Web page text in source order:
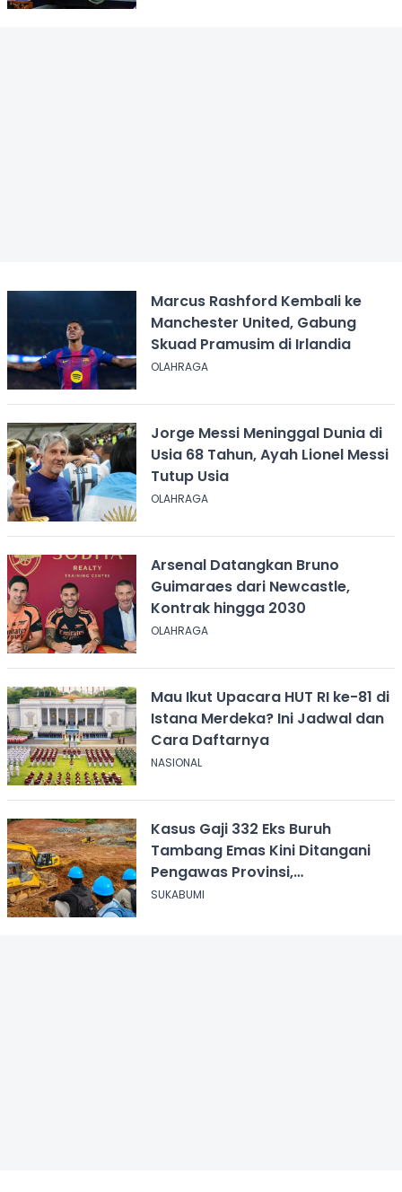
Marcus Rashford Kembali ke
Manchester United, Gabung
Skuad Pramusim di Irlandia
OLAHRAGA
Jorge Messi Meninggal Dunia di
Usia 68 Tahun, Ayah Lionel Messi
Tutup Usia
OLAHRAGA
Arsenal Datangkan Bruno
Guimaraes dari Newcastle,
Kontrak hingga 2030
OLAHRAGA
Mau Ikut Upacara HUT RI ke-81 di
Istana Merdeka? Ini Jadwal dan
Cara Daftarnya
NASIONAL
Kasus Gaji 332 Eks Buruh
Tambang Emas Kini Ditangani
Pengawas Provinsi,
Disnakertrans Sukabumi Terus
SUKABUMI